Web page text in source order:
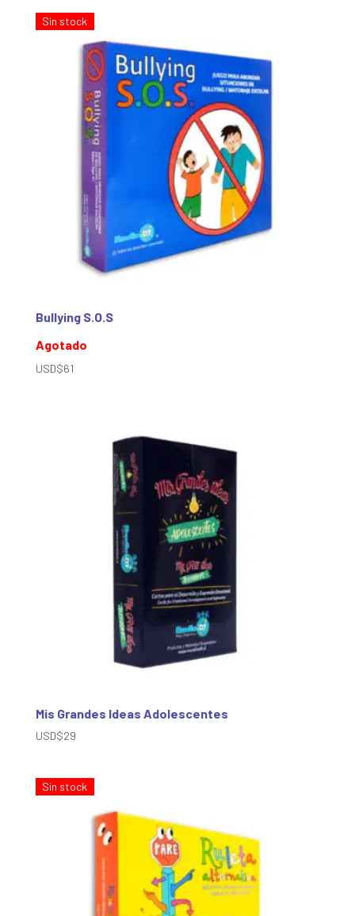
Sin stock
Bullying S.O.S
Agotado
USD$61
Mis Grandes Ideas Adolescentes
USD$29
Sin stock